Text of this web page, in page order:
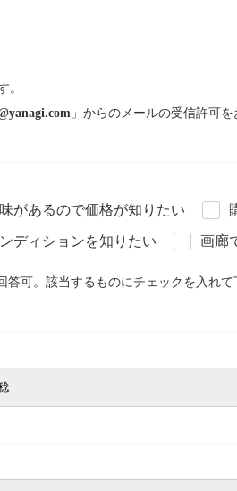
。
」からのメールの受信許可を
があるので価格が知りたい
ディションを知りたい 画廊
答可。該当するものにチェックを入れて